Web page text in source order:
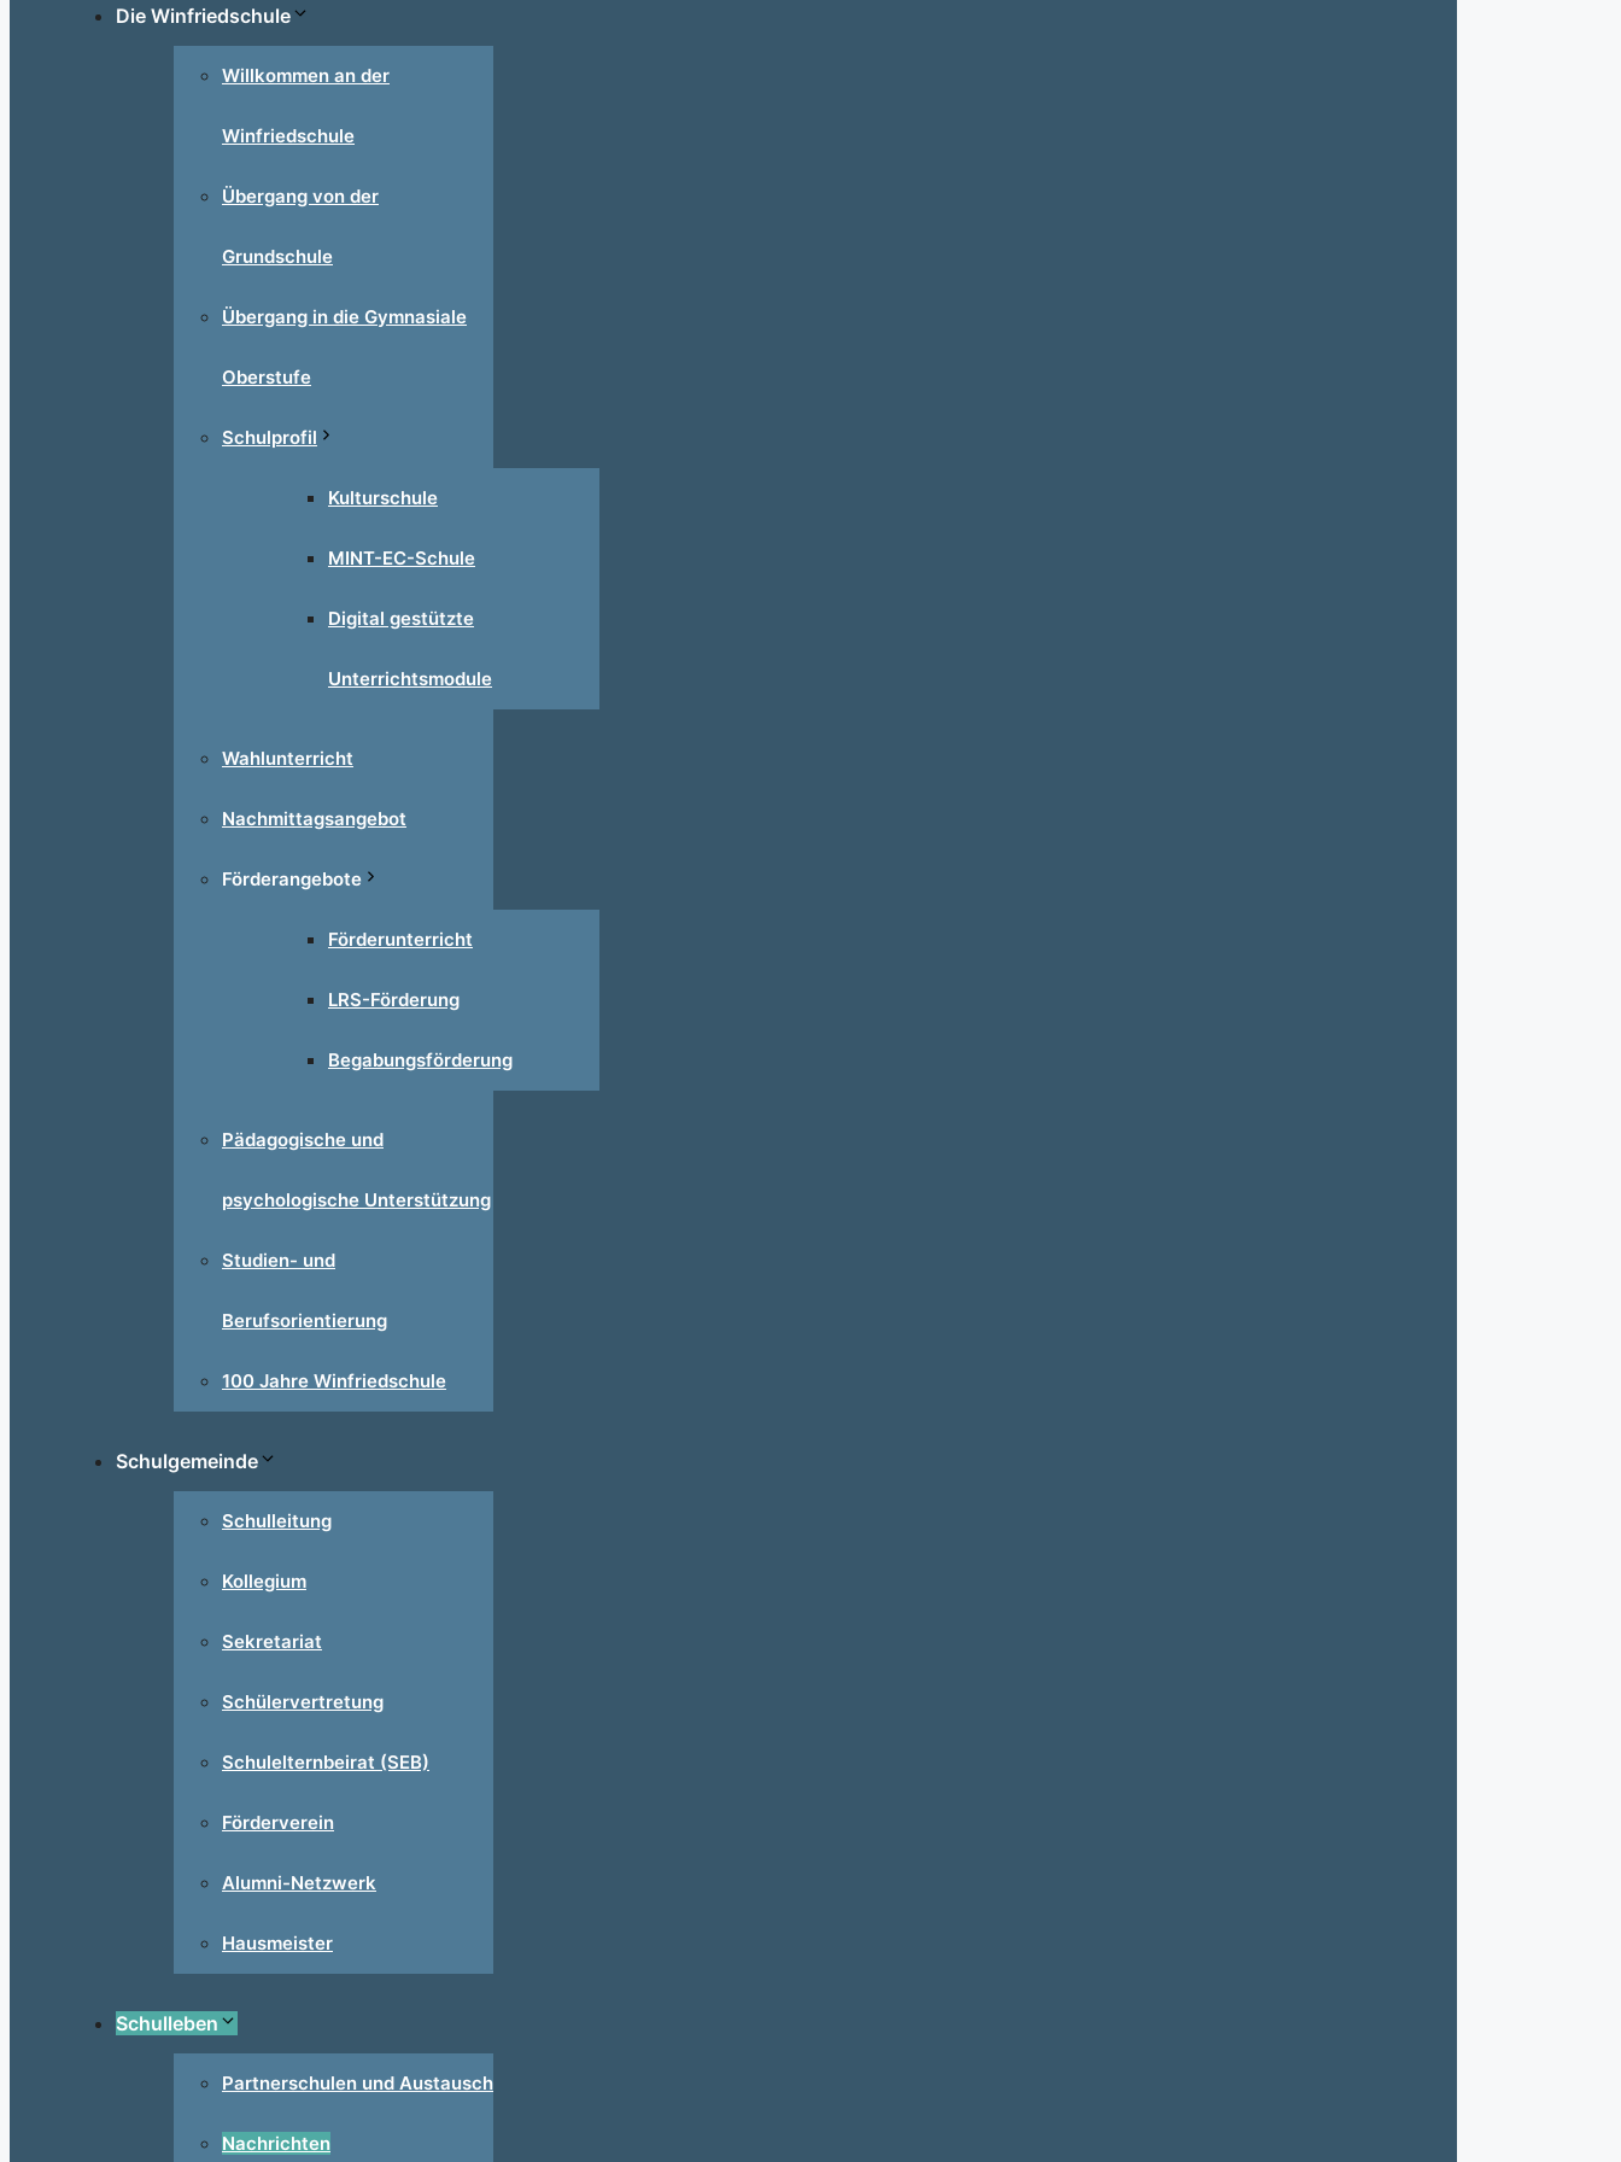
Die Winfriedschule
Willkommen an der
Winfriedschule
Übergang von der
Grundschule
Übergang in die Gymnasiale
Oberstufe
Schulprofil
Kulturschule
MINT-EC-Schule
Digital gestützte
Unterrichtsmodule
Wahlunterricht
Nachmittagsangebot
Förderangebote
Förderunterricht
LRS-Förderung
Begabungsförderung
Pädagogische und
psychologische Unterstützung
Studien- und
Berufsorientierung
100 Jahre Winfriedschule
Schulgemeinde
Schulleitung
Kollegium
Sekretariat
Schülervertretung
Schulelternbeirat (SEB)
Förderverein
Alumni-Netzwerk
Hausmeister
Schulleben
Partnerschulen und Austausch
Nachrichten